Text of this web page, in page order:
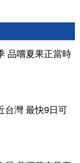
品嚐夏果正當時
台灣 最快9日可